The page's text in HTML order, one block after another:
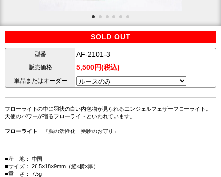
SOLD OUT
型番 AF-2101-3
販売価格 5,500円(税込)
単品またはオーダー
フローライトの中に羽状の白い内包物が見られるエンジェルフェザーフローライト。
天使のパワーが宿るフローライトといわれています。
フローライト 『脳の活性化 受験のお守り』
■産 地： 中国
■サイズ： 26.5×18×9mm（縦×横×厚）
■重 さ： 7.5g